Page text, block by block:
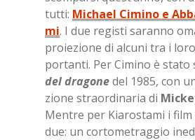
tut­ti: Mi­chael Ci­mi­no e
mi. I due re­gi­sti sa­ran­no
pro­ie­zio­ne di al­cu­ni tra i
por­tan­ti. Per Ci­mi­no è sta­to
del dra­go­nedel 1985, con
zio­ne straor­di­na­ria di
Men­tre per Kia­ro­sta­mi i film
due: un cor­to­me­trag­gio